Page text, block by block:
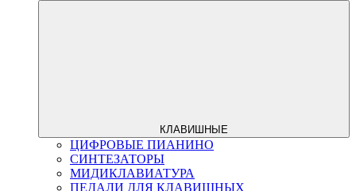
КЛАВИШНЫЕ
ЦИФРОВЫЕ ПИАНИНО
СИНТЕЗАТОРЫ
МИДИКЛАВИАТУРА
ПЕДАЛИ ДЛЯ КЛАВИШНЫХ